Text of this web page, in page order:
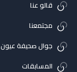
قالو عنا
مجتمعنا
جوال صحيفة عيون
المسابقات